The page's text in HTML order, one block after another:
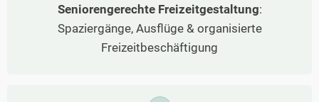
Seniorengerechte Freizeitgestaltung:
Spaziergänge, Ausflüge & organisierte
Freizeitbeschäftigung